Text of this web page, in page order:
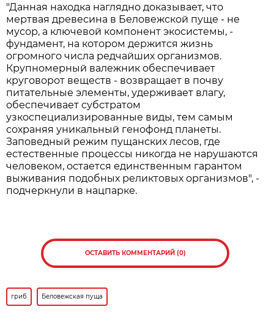
"Данная находка наглядно доказывает, что
мертвая древесина в Беловежской пуще - не
мусор, а ключевой компонент экосистемы, -
фундамент, на котором держится жизнь
огромного числа редчайших организмов.
Крупномерный валежник обеспечивает
круговорот веществ - возвращает в почву
питательные элементы, удерживает влагу,
обеспечивает субстратом
узкоспециализированные виды, тем самым
сохраняя уникальный генофонд планеты.
Заповедный режим пущанских лесов, где
естественные процессы никогда не нарушаются
человеком, остается единственным гарантом
выживания подобных реликтовых организмов", -
подчеркнули в нацпарке.
ОСТАВИТЬ КОММЕНТАРИЙ (0)
гриб Беловежская пуща